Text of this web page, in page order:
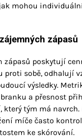
mohou
zápasů
zápasů poskytují
proti sobě, odhalují
výsledky.
a přesnost
který tým má
míče často
ke skórování.